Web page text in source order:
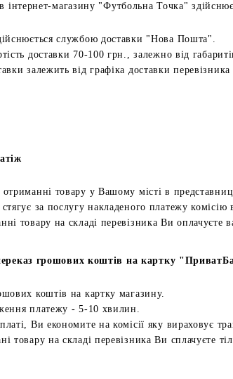
інтернет-магазину "Футбольна Точка"
службою доставки "Нова Пошта".
доставки 70-100 грн., залежно від
залежить від графіка доставки
товару у Вашому місті в
за послугу накладеного платежу
товару на складі перевізника Ви оплачуєте
грошових коштів на картку
коштів на картку магазину.
платежу - 5-10 хвилин.
Ви економите на комісії яку вираховує
товару на складі перевізника Ви сплачуєте